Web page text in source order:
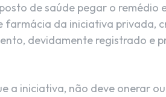
de saúde pegar o remédio
farmácia da iniciativa privada,
devidamente registrado e
a iniciativa, não deve onerar